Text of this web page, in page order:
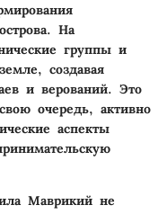
На
группы и
создавая
и верований. Это
очередь, активно
аспекты
Маврикий не